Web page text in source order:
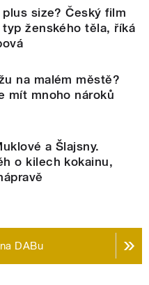
size? Český film
ženského těla, říká
na malém městě?
mít mnoho nároků
a Šlajsny.
o kilech kokainu,
DABu